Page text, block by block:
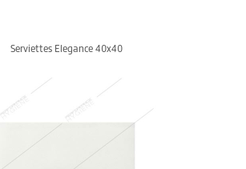
Serviettes Elegance 40x40